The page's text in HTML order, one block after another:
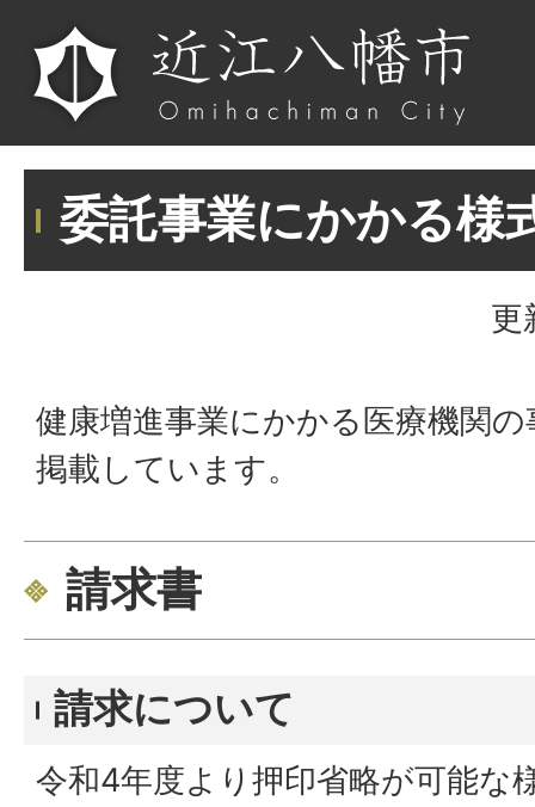
委託事業にかかる様
更
健康増進事業にかかる医療機関
掲載しています。
請求書
請求について
令和4年度より押印省略が可能な